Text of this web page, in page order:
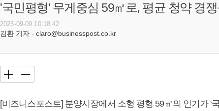
'국민평형' 무게중심 59㎡로, 평균 청약 경
2025-09-09 10:18:42
김환 기자 - claro@businesspost.co.kr
[비즈니스포스트] 분양시장에서 소형 평형 59㎡의 인기가 ‘